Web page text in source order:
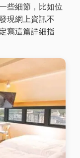
些細節，比如位
現網上資訊不
寫這篇詳細指